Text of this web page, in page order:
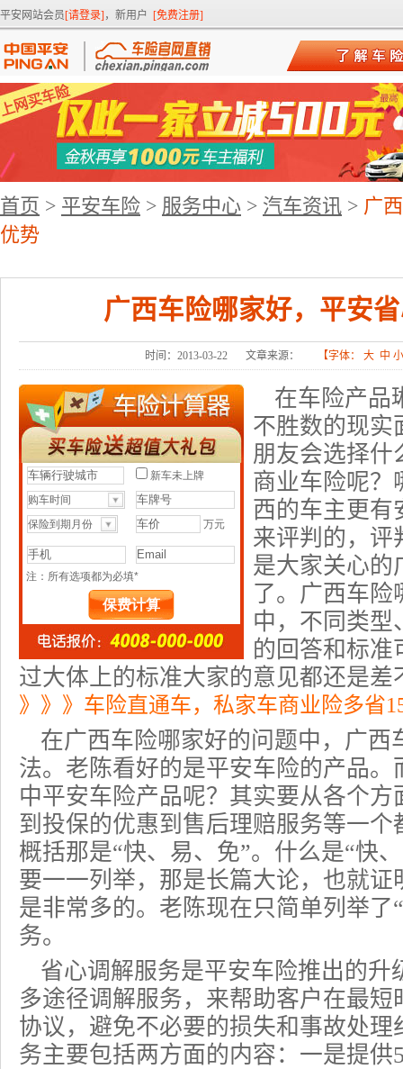
平安网站会员[请登录] ，新用户 [免费注册]
首页 > 平安车险 > 服务中心 > 汽车资讯 > 广
优势
广西车险哪家好，平安
时间：2013-03-22 文章来源： 【字体： 大 中 小
在车险产品
不胜数的现实
朋友会选择什
商业车险呢？
西的车主更有
来评判的，评
是大家关心的
了。广西车险
中，不同类型
的回答和标准
过大体上的标准大家的意见都还是差
》》》车险直通车，私家车商业险多省
在广西车险哪家好的问题中，广西
法。老陈看好的是平安车险的产品
中平安车险产品呢？其实要从各个
到投保的优惠到售后理赔服务等一
概括那是“快、易、免”。什么是“快
要一一列举，那是长篇大论，也就
是非常多的。老陈现在只简单列举了
务。
省心调解服务是平安车险推出的升
多途径调解服务，来帮助客户在最
协议，避免不必要的损失和事故处
务主要包括两方面的内容：一是提供